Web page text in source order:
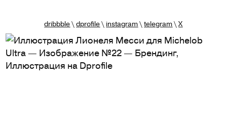
dribbble\dprofile\ instagram\telegram\X